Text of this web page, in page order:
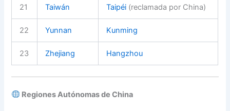
21 Taiwán Taipéi (reclamada por China)
22 Yunnan Kunming
23 Zhejiang Hangzhou
Regiones Autónomas de China